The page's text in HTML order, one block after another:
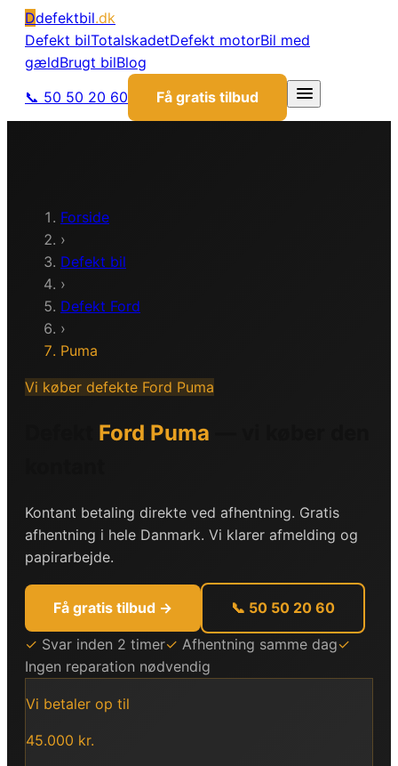
Ddefektbil.dk
Defekt bilTotalskadetDefekt motorBil med
gældBrugt bilBlog
📞 50 50 20 60
Få gratis tilbud
Forside
›
Defekt bil
›
Defekt Ford
›
Puma
Vi køber defekte Ford Puma
Ford Puma
Kontant betaling direkte ved afhentning. Gratis
afhentning i hele Danmark. Vi klarer afmelding og
papirarbejde.
Få gratis tilbud → 📞 50 50 20 60
✓ Svar inden 2 timer✓ Afhentning samme dag✓
Ingen reparation nødvendig
Vi betaler op til
45.000 kr.